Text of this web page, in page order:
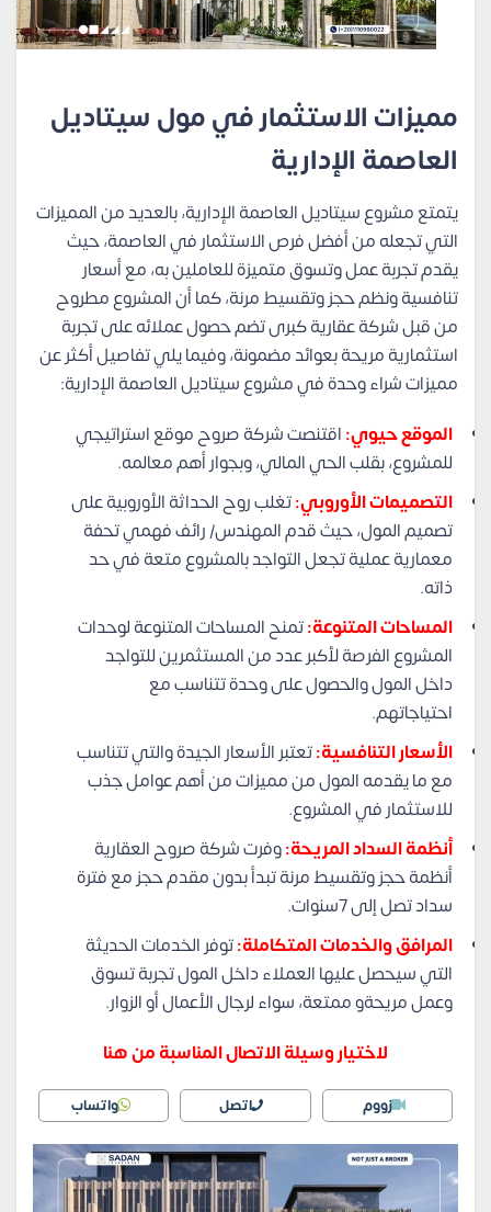
مميزات الاستثمار في مول سيتاديل
العاصمة الإدارية
يتمتع مشروع سيتاديل العاصمة الإدارية، بالعديد من المميزات
التي تجعله من أفضل فرص الاستثمار في العاصمة، حيث
يقدم تجربة عمل وتسوق متميزة للعاملين به، مع أسعار
تنافسية ونظم حجز وتقسيط مرنة، كما أن المشروع مطروح
من قبل شركة عقارية كبرى تضم حصول عملائه على تجربة
استثمارية مريحة بعوائد مضمونة، وفيما يلي تفاصيل أكثر عن
مميزات شراء وحدة في مشروع سيتاديل العاصمة الإدارية:
الموقع حيوي:اقتنصت شركة صروح موقع استراتيجي
للمشروع، بقلب الحي المالي، وبجوار أهم معالمه.
التصميمات الأوروبي:تغلب روح الحداثة الأوروبية على
تصميم المول، حيث قدم المهندس/ رائف فهمي تحفة
معمارية عملية تجعل التواجد بالمشروع متعة في حد
ذاته.
المساحات المتنوعة:تمنح المساحات المتنوعة لوحدات
المشروع الفرصة لأكبر عدد من المستثمرين للتواجد
داخل المول والحصول على وحدة تتناسب مع
احتياجاتهم.
الأسعار التنافسية:تعتبر الأسعار الجيدة والتي تتناسب
مع ما يقدمه المول من مميزات من أهم عوامل جذب
للاستثمار في المشروع.
أنظمة السداد المريحة:وفرت شركة صروح العقارية
أنظمة حجز وتقسيط مرنة تبدأ بدون مقدم حجز مع فترة
سداد تصل إلى 7سنوات.
المرافق والخدمات المتكاملة:توفر الخدمات الحديثة
التي سيحصل عليها العملاء داخل المول تجربة تسوق
وعمل مريحةو ممتعة، سواء لرجال الأعمال أو الزوار.
لاختيار وسيلة الاتصال المناسبة من هنا
زووم اتصل واتساب